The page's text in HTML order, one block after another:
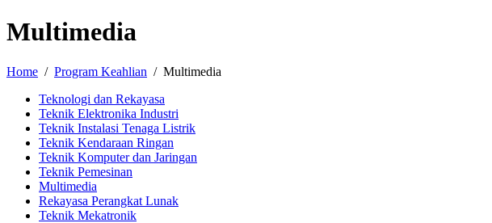
Multimedia
Home Program Keahlian
Multimedia
Teknologi dan Rekayasa
Teknik Elektronika Industri
Teknik Instalasi Tenaga Listrik
Teknik Kendaraan Ringan
Teknik Komputer dan Jaringan
Teknik Pemesinan
Multimedia
Rekayasa Perangkat Lunak
Teknik Mekatronik